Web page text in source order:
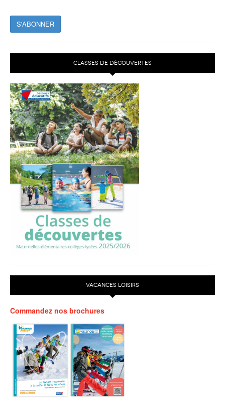
CLASSES DE DÉCOUVERTES
VACANCES LOISIRS
Commandez nos brochures